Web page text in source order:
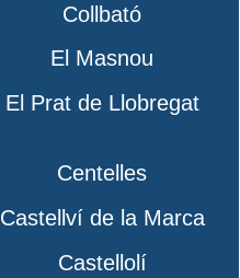
Collbató
El Masnou
El Prat de Llobregat
Centelles
Castellví de la Marca
Castellolí